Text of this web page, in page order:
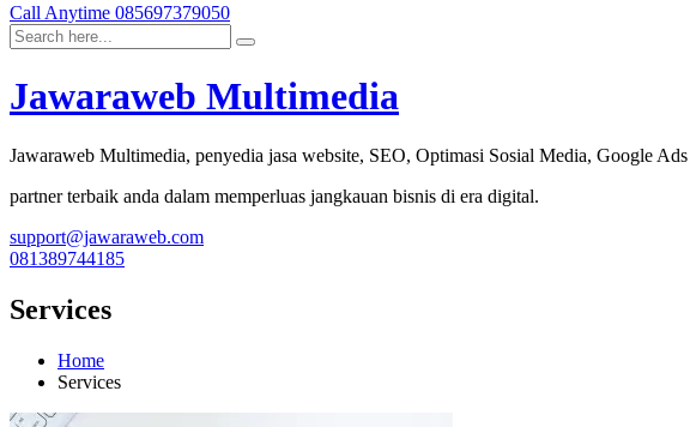
Call Anytime 085697379050
Jawaraweb Multimedia
Jawaraweb Multimedia, penyedia jasa website, SEO, Optimasi Sosial Media, Google Ads
partner terbaik anda dalam memperluas jangkauan bisnis di era digital.
support@jawaraweb.com
081389744185
Services
Home
Services